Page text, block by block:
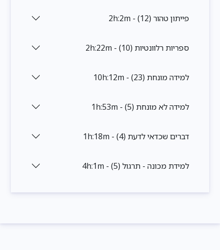
פייתון טהור (12) - 2h:2m
ספריות רלוונטיות (10) - 2h:22m
למידה מונחת (23) - 10h:12m
למידה לא מונחת (5) - 1h:53m
דברים שכדאי לדעת (4) - 1h:18m
למידת מכונה - תרגול (5) - 4h:1m